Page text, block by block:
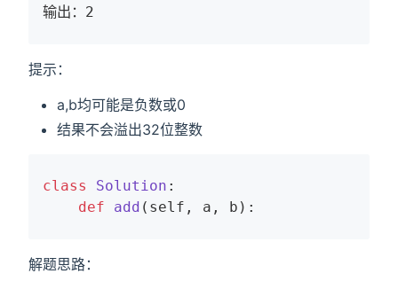
输出：2
提示：
a,b均可能是负数或0
结果不会溢出32位整数
class Solution :
def
add (self, a, b) :
解题思路：